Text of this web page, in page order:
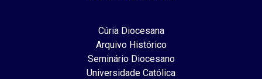
Cúria Diocesana
Arquivo Histórico
Seminário Diocesano
Universidade Católica